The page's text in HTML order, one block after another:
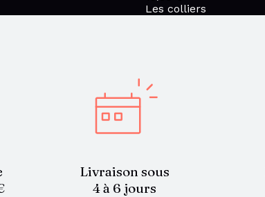
Les colliers
Livraison sous
4 à 6 jours